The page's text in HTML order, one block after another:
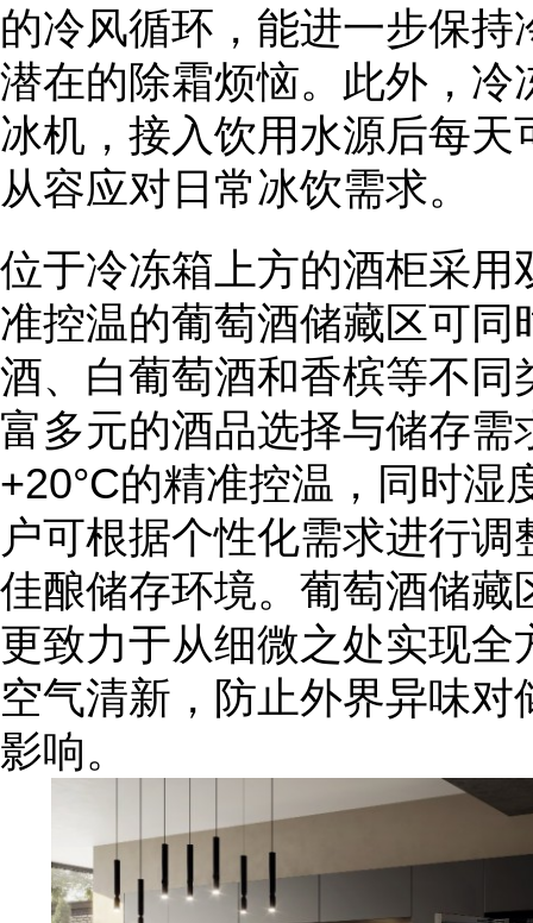
的冷风循环，能进一步保
潜在的除霜烦恼。此外，
冰机，接入饮用水源后每
从容应对日常冰饮需求。
位于冷冻箱上方的酒柜采
准控温的葡萄酒储藏区可
酒、白葡萄酒和香槟等不
富多元的酒品选择与储存需
+20°C的精准控温，同时湿
户可根据个性化需求进行
佳酿储存环境。葡萄酒储
更致力于从细微之处实现
空气清新，防止外界异味
影响。